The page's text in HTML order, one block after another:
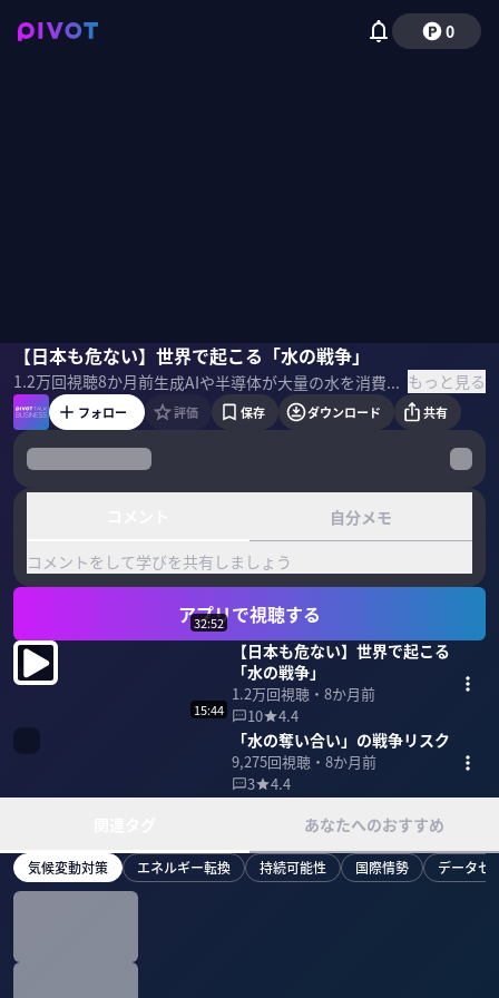
0
【日本も危ない】世界で起こる「水の戦争」
1.2万回視聴8か月前 生成AIや半導体が大量の水を消費するため、世界で勃発している「水の奪い合い」。日本の水資源は安全なのか？水の奪い合いによる戦争のリスクは？水ジャーナリストの橋本淳司氏に聞いた。 ▼プロフィール 橋本淳司｜水ジャーナリスト アクアスフィア・水教育研究所 代表。武蔵野大学客員教授。学習院大学卒業後、出版社勤務を経て現職。国内外の水問題とその解決方法を取材し、各種メディアで発信。政策提言も行なっている。NPO法人WaterAid Japan、NPO法人地域水道支援センターで理事を務める。Yahoo！ニュース エキスパートオーサー。著書に『2040年 水の未来予測』（産業編集センター）など。 ＜参考書籍＞ 『水の戦争』 橋本淳司（著）文藝春秋（刊） もっと見る
橋本淳司小手森千紗
フォロー 評価 保存 ダウンロード 共有
自分メモ
コメントをして学びを共有しましょう
アプリで視聴する
32:52
【日本も危ない】世界で起こる
「水の戦争」
1.2万回視聴・ 8か月前
10
4.4
15:44
「水の奪い合い」の戦争リスク
9,275回視聴・ 8か月前
3
4.4
あなたへのおすすめ
気候変動対策 エネルギー転換 持続可能性 国際情勢 データセ